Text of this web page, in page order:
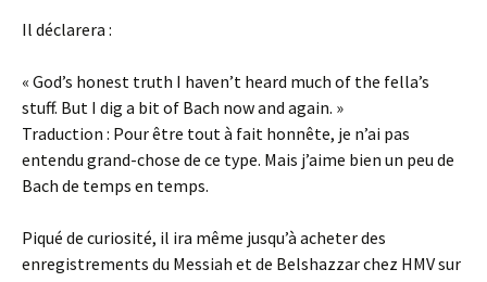
Il déclarera :
« God’s honest truth I haven’t heard much of the fella’s
stuff. But I dig a bit of Bach now and again. »
Traduction : Pour être tout à fait honnête, je n’ai pas
entendu grand-chose de ce type. Mais j’aime bien un peu de
Bach de temps en temps.
Piqué de curiosité, il ira même jusqu’à acheter des
enregistrements du Messiah et de Belshazzar chez HMV sur